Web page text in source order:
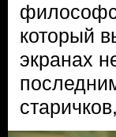
который
экранах